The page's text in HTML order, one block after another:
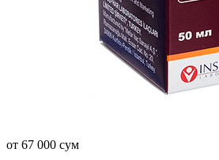
от 67 000 сум